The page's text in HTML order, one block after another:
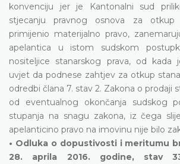
konvenciju jer je Kantonalni sud
stjecanju pravnog osnova za otkup
primijenio materijalno pravo,
apelantica u istom sudskom
nositeljice stanarskog prava, od kada
uvjet da podnese zahtjev za otkup
odredbi člana 7. stav 2. Zakona o prodaji
od eventualnog okončanja sudskog
stupanja na snagu zakona, iz čega
apelanticino pravo na imovinu nije bilo
• Odluka o dopustivosti i meritumu
28. aprila 2016. godine, stav